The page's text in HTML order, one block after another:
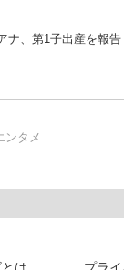
ナ、第1子出産を報告
ンタメ